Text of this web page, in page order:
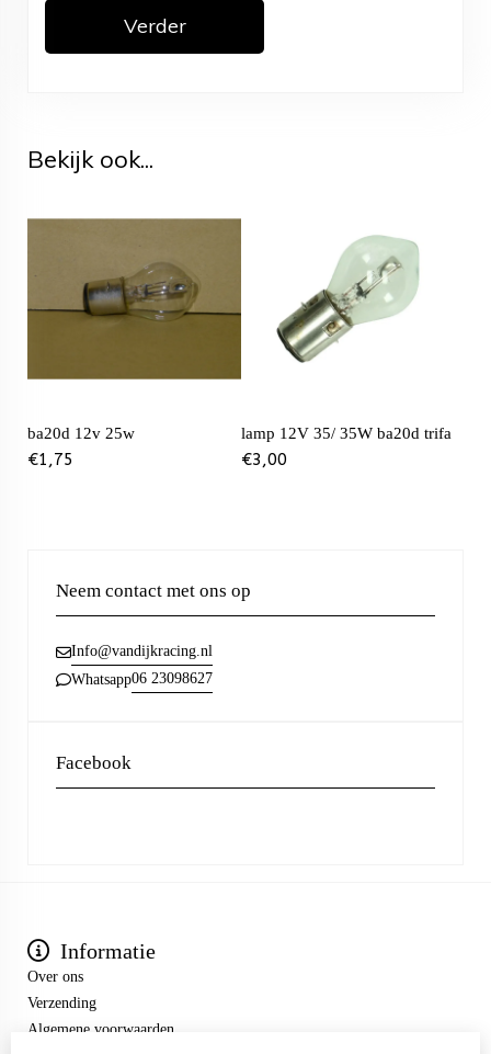
Verder
Bekijk ook...
ba20d 12v 25w
€1,75
lamp 12V 35/ 35W ba20d trifa
€3,00
Neem contact met ons op
Info@vandijkracing.nl
Whatsapp06 23098627
Facebook
Informatie
Over ons
Verzending
Algemene voorwaarden